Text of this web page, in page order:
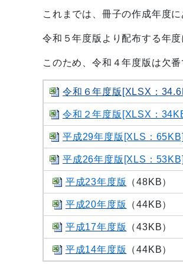
これまでは、冊子の作成年度
令和５年度版より配布する年
このため、令和４年度版は欠番
令和６年度版[XLSX：
令和２年度版[XLSX：
平成29年度版[XLS：65KB]
平成26年度版[XLS：53KB]
平成23年度版 （48KB）
平成20年度版 （44KB）
平成17年度版 （43KB）
平成14年度版 （44KB）